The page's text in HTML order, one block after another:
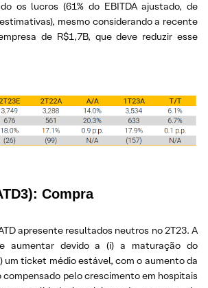
os lucros (61% do EBITDA ajustado, de
mesmo considerando a recente
de R$1,7B, que deve reduzir esse
Compra
apresente resultados neutros no 2T23. A
aumentar devido a (i) a maturação do
um ticket médio estável, com o aumento da
compensado pelo crescimento em hospitais